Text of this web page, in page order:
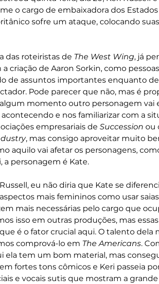
o cargo de embaixadora dos
sofre um ataque, colocando
das roteiristas de The West Wing, já
criação de Aaron Sorkin, como
de assuntos importantes enquanto
Pode parecer que não, mas é
momento outro personagem vai
e nos familiarizar com a
empresariais de Succession ou
, mas consigo aproveitar muito
aquilo vai afetar os personagens,
a personagem é Kate.
eu não diria que Kate se
mais femininos como usar
mais necessárias pelo cargo que
isso em outras produções, mas
é o fator crucial aqui. O talento dela
comprová-lo em The Americans.
ela tem um bom material, mas
fortes tons cômicos e Keri passeia
e vocais sutis que mostram a